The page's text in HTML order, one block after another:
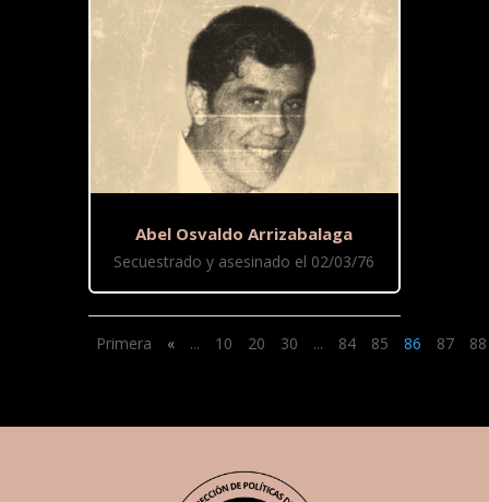
Abel Osvaldo Arrizabalaga
Secuestrado y asesinado el 02/03/76
Primera « ... 10 20 30 ... 84 85 86 87 88